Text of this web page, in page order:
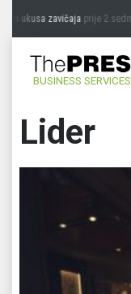
zavičajaprije 2 sedmice
BUSINESS SERVICES
Lider